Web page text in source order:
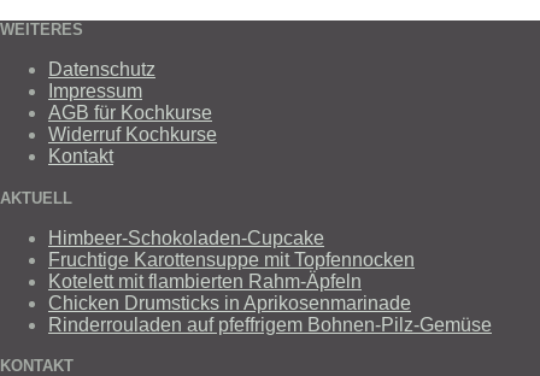
WEITERES
Datenschutz
Impressum
AGB für Kochkurse
Widerruf Kochkurse
Kontakt
AKTUELL
Himbeer-Schokoladen-Cupcake
Fruchtige Karottensuppe mit Topfennocken
Kotelett mit flambierten Rahm-Äpfeln
Chicken Drumsticks in Aprikosenmarinade
Rinderrouladen auf pfeffrigem Bohnen-Pilz-Gemüse
KONTAKT